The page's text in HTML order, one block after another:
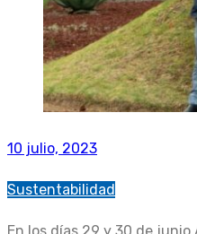
10 julio, 2023
Sustentabilidad